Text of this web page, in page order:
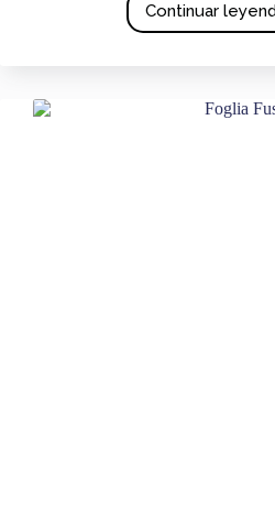
Continuar